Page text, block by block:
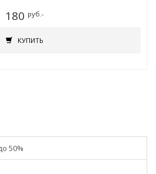
180 руб.-
КУПИТЬ
50%